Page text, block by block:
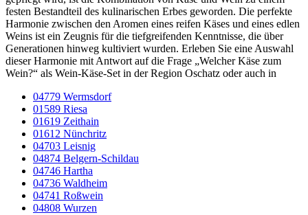
festen Bestandteil des kulinarischen Erbes geworden. Die perfekte
Harmonie zwischen den Aromen eines reifen Käses und eines edlen
Weins ist ein Zeugnis für die tiefgreifenden Kenntnisse, die über
Generationen hinweg kultiviert wurden. Erleben Sie eine Auswahl
dieser Harmonie mit Antwort auf die Frage „Welcher Käse zum
Wein?“ als Wein-Käse-Set in der Region Oschatz oder auch in
04779 Wermsdorf
01589 Riesa
01619 Zeithain
01612 Nünchritz
04703 Leisnig
04874 Belgern-Schildau
04746 Hartha
04736 Waldheim
04741 Roßwein
04808 Wurzen